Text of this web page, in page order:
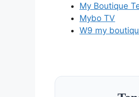
My Boutique
Mybo TV
W9 my